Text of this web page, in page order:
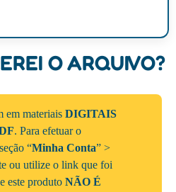
O ARQUIVO?
em materiais DIGITAIS
. Para efetuar o
“Minha Conta” >
ou utilize o link que foi
este produto NÃO É